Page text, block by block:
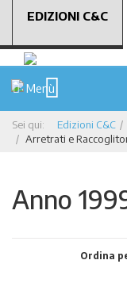
EDIZIONI C&C
Menù
Sei qui: Edizioni C&C
Arretrati e
Anno
Ordina